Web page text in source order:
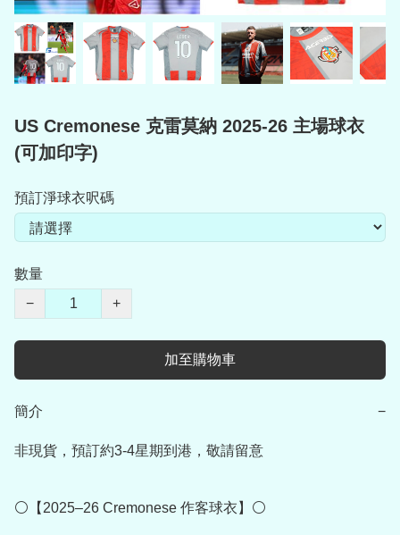
US Cremonese 克雷莫納 2025-26 主場球衣
(可加印字)
預訂淨球衣呎碼
數量
−
+
加至購物車
簡介 −
非現貨，預訂約3-4星期到港，敬請留意
⚪【2025–26 Cremonese 作客球衣】⚪